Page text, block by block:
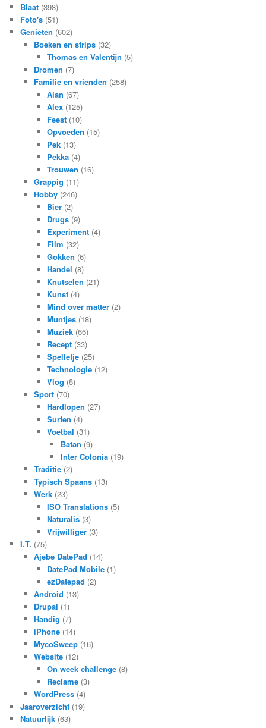
Blaat (398)
Foto's (51)
Genieten (602)
Boeken en strips(32)
Thomas en Valentijn (5)
Dromen (7)
Familie en vrienden (258)
Alan (67)
Alex (125)
Feest (10)
Opvoeden (15)
Pek (13)
Pekka (4)
Trouwen (16)
Grappig (11)
Hobby(246)
Bier (2)
Drugs (9)
Experiment (4)
Film (32)
Gokken (6)
Handel (8)
Knutselen (21)
Kunst (4)
Mind over matter (2)
Muntjes (18)
Muziek (66)
Recept (33)
Spelletje (25)
Technologie (12)
Vlog (8)
Sport(70)
Hardlopen (27)
Surfen (4)
Voetbal (31)
Batan (9)
Inter Colonia(19)
Traditie(2)
Typisch Spaans(13)
Werk(23)
ISO Translations (5)
Naturalis (3)
Vrijwilliger (3)
I.T. (75)
Ajebe DatePad (14)
DatePad Mobile (1)
ezDatepad (2)
Android (13)
Drupal (1)
Handig (7)
iPhone(14)
MycoSweep(16)
Website(12)
On week challenge (8)
Reclame (3)
WordPress(4)
Jaaroverzicht (19)
Natuurlijk (63)